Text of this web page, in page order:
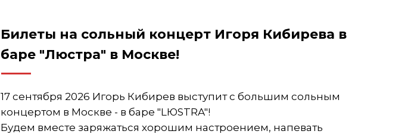
Билеты на сольный концерт Игоря Кибирева в
баре "Люстра" в Москве!
17 сентября 2026 Игорь Кибирев выступит с большим сольным
концертом в Москве - в баре "LЮSTRA"!
Будем вместе заряжаться хорошим настроением, напевать